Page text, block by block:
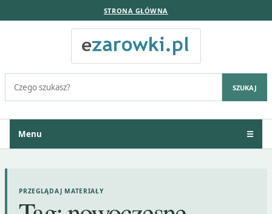
STRONA GŁÓWNA
SZUKAJ
Menu ☰
PRZEGLĄDAJ MATERIAŁY